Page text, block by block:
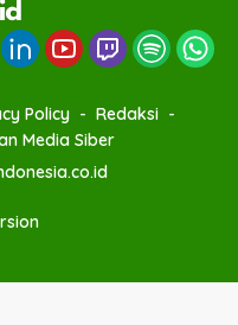
Policy
Redaksi
Media Siber